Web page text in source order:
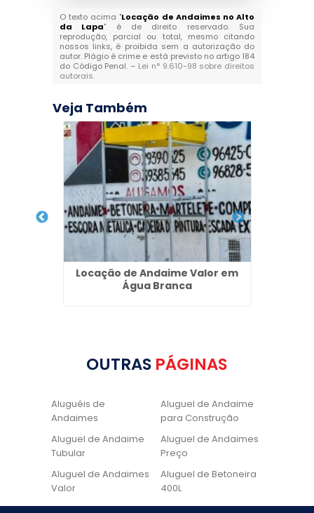
O texto acima "Locação de Andaimes no Alto
da Lapa" é de direito reservado. Sua
reprodução, parcial ou total, mesmo citando
nossos links, é proibida sem a autorização do
autor. Plágio é crime e está previsto no artigo 184
do Código Penal. – Lei n° 9.610-98 sobre direitos
autorais.
Veja Também
Locação de Andaime Valor em
Água Branca
OUTRAS PÁGINAS
Aluguéis de
Andaimes
Aluguel de Andaime
para Construção
Aluguel de Andaime
Tubular
Aluguel de Andaimes
Preço
Aluguel de Andaimes
Valor
Aluguel de Betoneira
400L
Aluguel de Betoneira
Cadeira de Pintura